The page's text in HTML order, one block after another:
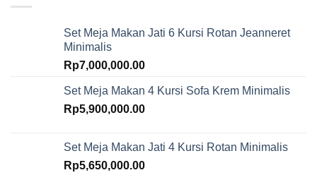
Set Meja Makan Jati 6 Kursi Rotan Jeanneret
Minimalis
Rp7,000,000.00
Set Meja Makan 4 Kursi Sofa Krem Minimalis
Rp5,900,000.00
Set Meja Makan Jati 4 Kursi Rotan Minimalis
Rp5,650,000.00